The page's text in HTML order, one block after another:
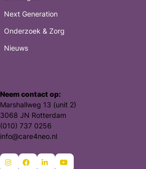
Next Generation
Onderzoek & Zorg
Nieuws
Neem contact op:
Marshallweg 13 (unit 2)
3068 JN Rotterdam
(010) 737 0256
info@care4neo.nl